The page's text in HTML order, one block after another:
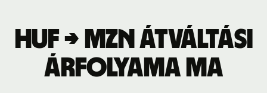
HUF → MZN átváltási
árfolyama ma